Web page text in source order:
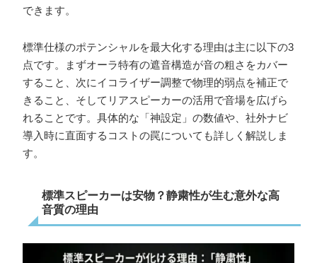
できます。
標準仕様のポテンシャルを最大化する理由は主に以下の3
点です。まずオーラ特有の遮音構造が音の粗さをカバー
すること、次にイコライザー調整で物理的弱点を補正で
きること、そしてリアスピーカーの活用で音場を広げら
れることです。具体的な「神設定」の数値や、社外ナビ
導入時に直面するコストの罠についても詳しく解説しま
す。
標準スピーカーは安物？静粛性が生む意外な高
音質の理由